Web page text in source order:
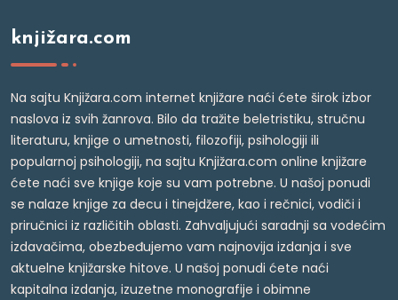
knjižara.com
Na sajtu Knjižara.com internet knjižare naći ćete širok izbor
naslova iz svih žanrova. Bilo da tražite beletristiku, stručnu
literaturu, knjige o umetnosti, filozofiji, psihologiji ili
popularnoj psihologiji, na sajtu Knjižara.com online knjižare
ćete naći sve knjige koje su vam potrebne. U našoj ponudi
se nalaze knjige za decu i tinejdžere, kao i rečnici, vodiči i
priručnici iz različitih oblasti. Zahvaljujući saradnji sa vodećim
izdavačima, obezbeđujemo vam najnovija izdanja i sve
aktuelne knjižarske hitove. U našoj ponudi ćete naći
kapitalna izdanja, izuzetne monografije i obimne